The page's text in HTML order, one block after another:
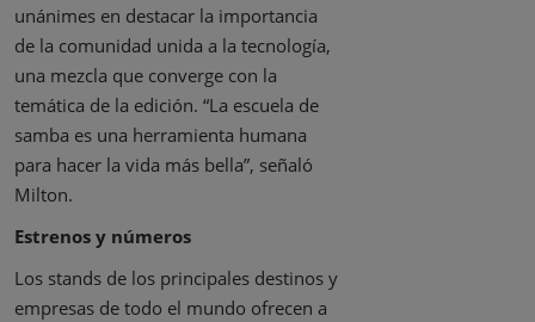
unánimes en destacar la importancia
de la comunidad unida a la tecnología,
una mezcla que converge con la
temática de la edición. “La escuela de
samba es una herramienta humana
para hacer la vida más bella”, señaló
Milton.
Estrenos y números
Los stands de los principales destinos y
empresas de todo el mundo ofrecen a